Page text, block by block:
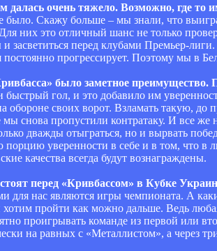
далась очень тяжело. Возможно, где то
было. Скажу больше – мы знали, что
них это отличный шанс не только
засветиться перед клубами Премьер-
постоянно прогрессирует. Поэтому мы в
было заметное преимущество.
быстрый гол, и это добавило им
обороне своих ворот. Взламать такую,
снова пропустили контратаку. И все же
дважды отыграться, но и вырвать
порцию уверенности в себе и в том, что в
качества всегда будут вознаграждены.
перед «Кривбассом» в Кубке
для нас являются игры чемпионата. А
пройти как можно дальше. Ведь
проигрывать команде из первой или
на равных с «Металлистом», а через